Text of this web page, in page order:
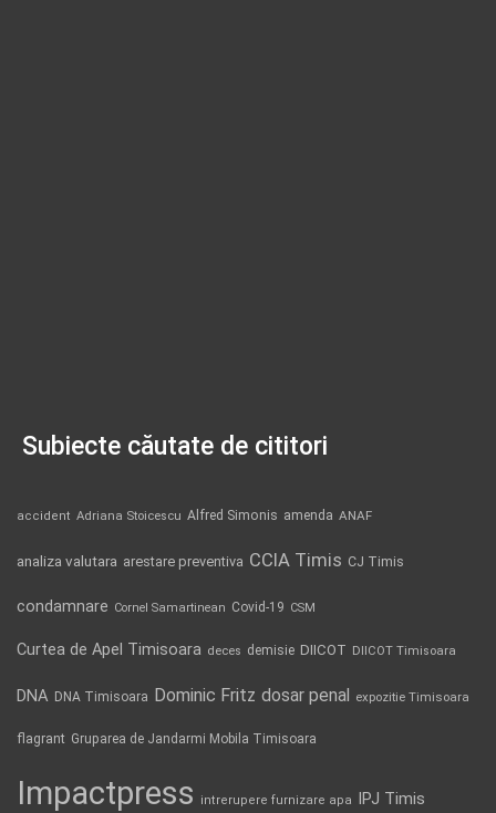
Subiecte căutate de cititori
accident Adriana Stoicescu Alfred Simonis amenda ANAF
analiza valutara arestare preventiva CCIA Timis CJ Timis
condamnare Cornel Samartinean Covid-19 CSM
Curtea de Apel Timisoara deces demisie DIICOT DIICOT Timisoara
DNA DNA Timisoara Dominic Fritz dosar penal expozitie Timisoara
flagrant Gruparea de Jandarmi Mobila Timisoara
Impactpress intrerupere furnizare apa IPJ Timis